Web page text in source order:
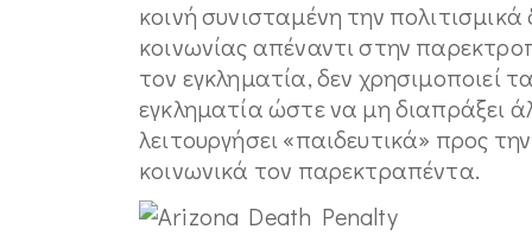
κοινή συνισταμένη την
κοινωνίας απέναντι στην
τον εγκληματία, δεν χρησιμοποιεί
εγκληματία ώστε να μη διαπράξει
λειτουργήσει «παιδευτικά» προς
κοινωνικά τον παρεκτραπέντα.